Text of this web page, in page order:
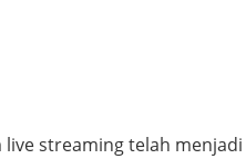
streaming telah